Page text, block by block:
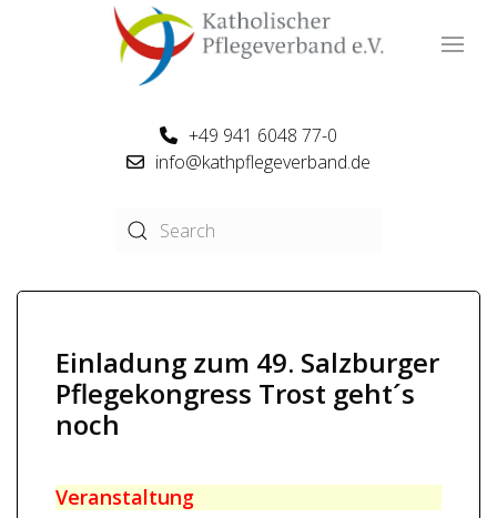
+49 941 6048 77-0
info@kathpflegeverband.de
Einladung zum 49. Salzburger
Pflegekongress Trost geht´s
noch
Veranstaltung